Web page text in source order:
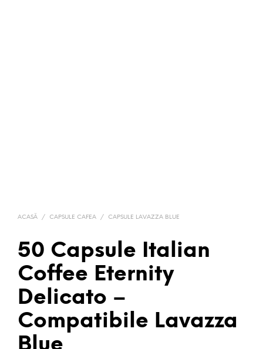
ACASĂ / CAPSULE CAFEA / CAPSULE LAVAZZA BLUE
50 Capsule Italian
Coffee Eternity
Delicato –
Compatibile Lavazza